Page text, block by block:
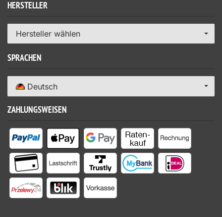
HERSTELLER
Hersteller wählen
SPRACHEN
Deutsch
ZAHLUNGSWEISEN